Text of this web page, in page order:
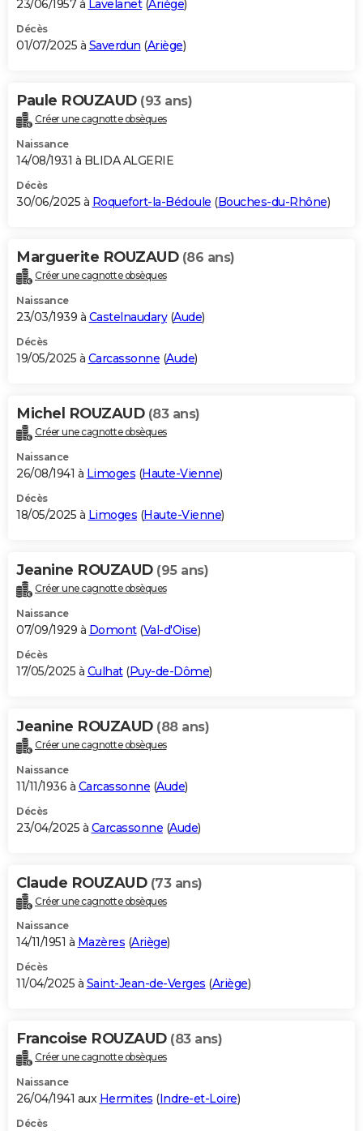
23/06/1957 à Lavelanet(Ariège)
Décès
01/07/2025 à Saverdun (Ariège)
Paule ROUZAUD (93 ans)
Créer une cagnotte obsèques
Naissance
14/08/1931 à BLIDA ALGERIE
Décès
30/06/2025 à Roquefort-la-Bédoule (Bouches-du-Rhône)
Marguerite ROUZAUD (86 ans)
Créer une cagnotte obsèques
Naissance
23/03/1939 à Castelnaudary(Aude)
Décès
19/05/2025 à Carcassonne (Aude)
Michel ROUZAUD (83 ans)
Créer une cagnotte obsèques
Naissance
26/08/1941 à Limoges (Haute-Vienne)
Décès
18/05/2025 à Limoges (Haute-Vienne)
Jeanine ROUZAUD (95 ans)
Créer une cagnotte obsèques
Naissance
07/09/1929 à Domont(Val-d'Oise)
Décès
17/05/2025 à Culhat(Puy-de-Dôme)
Jeanine ROUZAUD (88 ans)
Créer une cagnotte obsèques
Naissance
11/11/1936 à Carcassonne (Aude)
Décès
23/04/2025 à Carcassonne (Aude)
Claude ROUZAUD (73 ans)
Créer une cagnotte obsèques
Naissance
14/11/1951 à Mazères (Ariège)
Décès
11/04/2025 à Saint-Jean-de-Verges (Ariège)
Francoise ROUZAUD (83 ans)
Créer une cagnotte obsèques
Naissance
26/04/1941 aux Hermites (Indre-et-Loire)
Décès